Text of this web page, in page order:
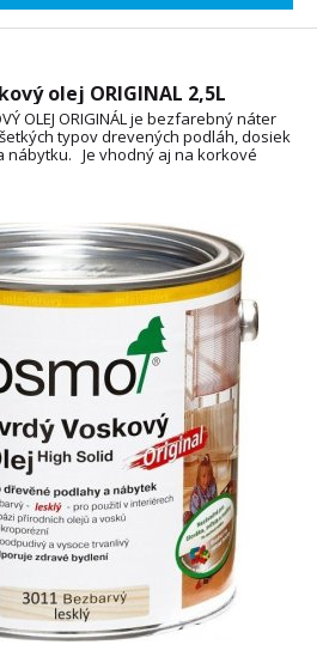
olej ORIGINAL 2,5L
OLEJ ORIGINÁL je bezfarebný náter
typov drevených podláh, dosiek
nábytku. Je vhodný aj na korkové
m² TECHNICKÝ LIST